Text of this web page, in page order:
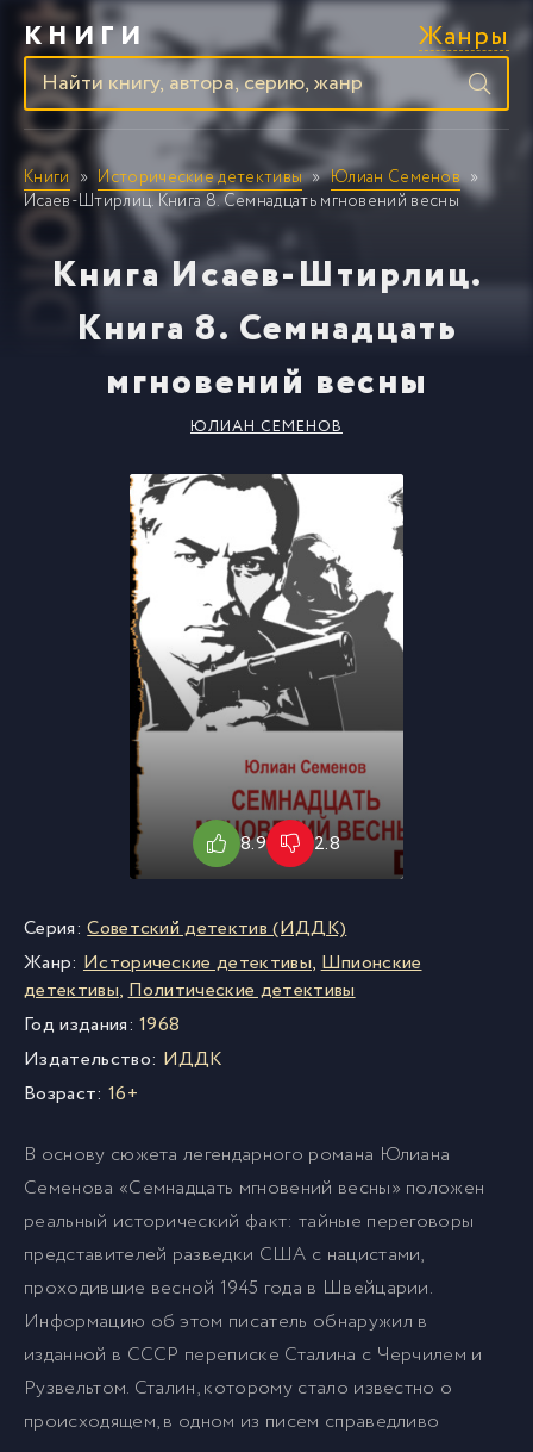
КНИГИ Жанры
Книги Исторические детективы
Юлиан Семенов
Исаев-Штирлиц. Книга 8. Семнадцать мгновений весны
Книга Исаев-Штирлиц.
Книга 8. Семнадцать
мгновений весны
ЮЛИАН СЕМЕНОВ
8.9 2.8
Серия: Советский детектив (ИДДК)
Жанр: Исторические детективы,Шпионские
детективы,Политические детективы
Год издания: 1968
Издательство: ИДДК
Возраст: 16+
В основу сюжета легендарного романа Юлиана
Семенова «Семнадцать мгновений весны» положен
реальный исторический факт: тайные переговоры
представителей разведки США с нацистами,
проходившие весной 1945 года в Швейцарии.
Информацию об этом писатель обнаружил в
изданной в СССР переписке Сталина с Черчилем и
Рузвельтом. Сталин, которому стало известно о
происходящем, в одном из писем справедливо